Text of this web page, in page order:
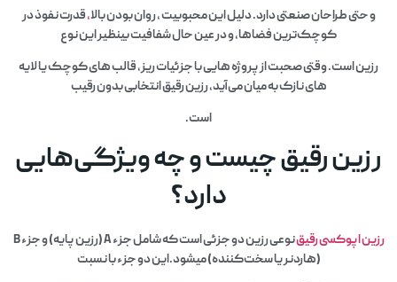
و حتی طراحان صنعتی دارد. دلیل این محبوبیت ، روان بودن بالا،قدرت نفوذ در
کوچک‌ترین فضاها، و در عین حال شفافیت بینظیر این نوع
رزین است. وقتی صحبت از پروژه‌ هایی با جزئیات ریز، قالب‌ های کوچک یا لایه‌
های نازک به میان می‌آید، رزین رقیق انتخابی بدون رقیب
است.
رزین رقیق چیست و چه ویژگی‌هایی
دارد؟
رزین اپوکسی رقیق
نوعی رزین دو جزئی است که شامل جزء A (رزین پایه) و جزء B
(هاردنر یا سخت‌کننده) میشود.این دو جزء با نسبت